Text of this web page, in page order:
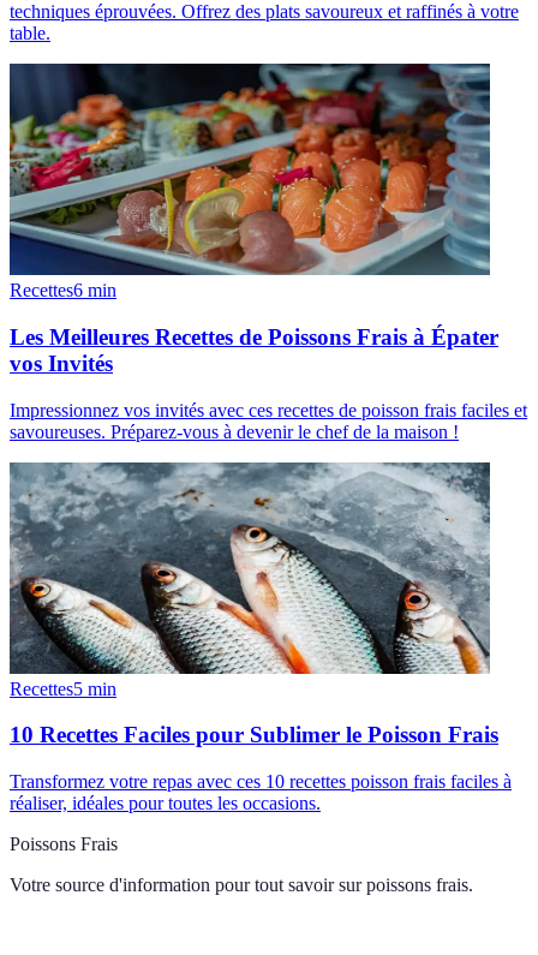
techniques éprouvées. Offrez des plats savoureux et raffinés à votre
table.
Recettes6 min
Les Meilleures Recettes de Poissons Frais à Épater
vos Invités
Impressionnez vos invités avec ces recettes de poisson frais faciles et
savoureuses. Préparez-vous à devenir le chef de la maison !
Recettes5 min
10 Recettes Faciles pour Sublimer le Poisson Frais
Transformez votre repas avec ces 10 recettes poisson frais faciles à
réaliser, idéales pour toutes les occasions.
Poissons Frais
Votre source d'information pour tout savoir sur poissons frais.